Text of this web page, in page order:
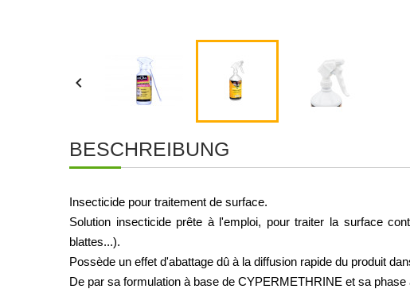

BESCHREIBUNG
Insecticide pour traitement de surface.
Solution insecticide prête à l'emploi, pour traiter la surface
blattes...).
Possède un effet d'abattage dû à la diffusion rapide du produit
De par sa formulation à base de CYPERMETHRINE et sa